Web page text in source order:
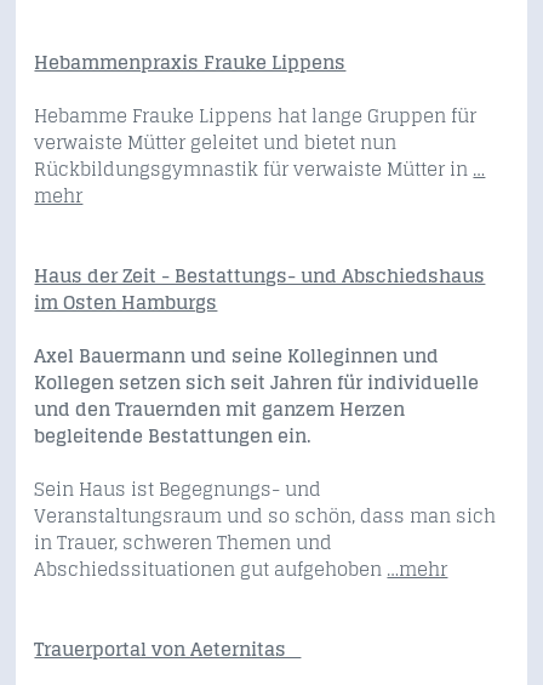
Hebammenpraxis Frauke Lippens
Hebamme Frauke Lippens hat lange Gruppen für
verwaiste Mütter geleitet und bietet nun
Rückbildungsgymnastik für verwaiste Mütter in…
mehr
Haus der Zeit - Bestattungs- und Abschiedshaus
im Osten Hamburgs
Axel Bauermann und seine Kolleginnen und
Kollegen setzen sich seit Jahren für individuelle
und den Trauernden mit ganzem Herzen
begleitende Bestattungen ein.
Sein Haus ist Begegnungs- und
Veranstaltungsraum und so schön, dass man sich
in Trauer, schweren Themen und
Abschiedssituationen gut aufgehoben…mehr
Trauerportal von Aeternitas